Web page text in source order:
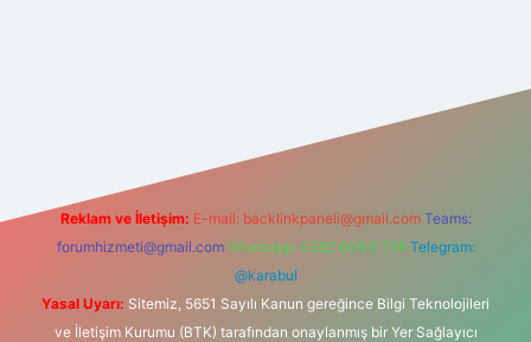
Reklam ve İletişim: E-mail: backlinkpaneli@gmail.com Teams:
forumhizmeti@gmail.com Whatsapp: 0262 606 0 726 Telegram:
@karabul
Yasal Uyarı: Sitemiz, 5651 Sayılı Kanun gereğince Bilgi Teknolojileri
ve İletişim Kurumu (BTK) tarafından onaylanmış bir Yer Sağlayıcı